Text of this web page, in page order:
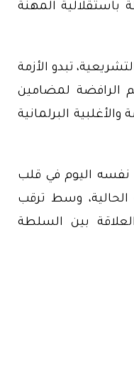
باستقلالية المهنة
تبدو الأزمة
الرافضة لمضامين
البرلمانية
نفسه اليوم في قلب
الحالية، وسط ترقب
بين السلطة